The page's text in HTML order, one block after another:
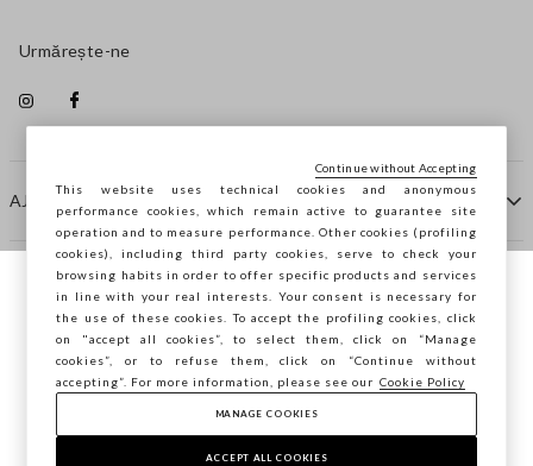
AJUTOR
COMPANIE
CONTACTE
Urmărește-ne
Copyright © Ovs S.p.A. P.Iva 04240010274 - Cap. Soc.
290.923.470 -2.4.0
Navighezi pe STEFANEL Italia, vrei să
salvezi locația ta?
CONFIRMĂ
This website uses technical cookies and anonymous
performance cookies, which remain active to guarantee site
operation and to measure performance. Other cookies (profiling
cookies), including third party cookies, serve to check your
browsing habits in order to offer specific products and services
in line with your real interests. Your consent is necessary for
the use of these cookies. To accept the profiling cookies, click
on "accept all cookies”, to select them, click on “Manage
cookies”, or to refuse them, click on “Continue without
accepting”. For more information, please see our Cookie Policy
MANAGE COOKIES
ACCEPT ALL COOKIES
Continue without Accepting